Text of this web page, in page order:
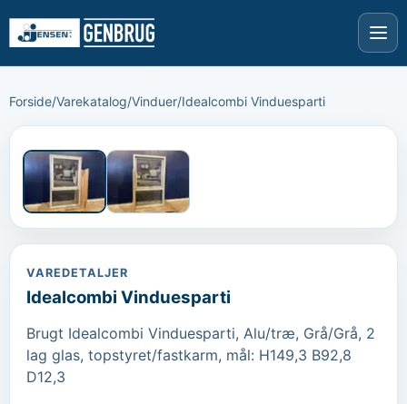
Forside/Varekatalog/Vinduer/Idealcombi Vinduesparti
VAREDETALJER
Idealcombi Vinduesparti
Brugt Idealcombi Vinduesparti, Alu/træ, Grå/Grå, 2
lag glas, topstyret/fastkarm, mål: H149,3 B92,8
D12,3